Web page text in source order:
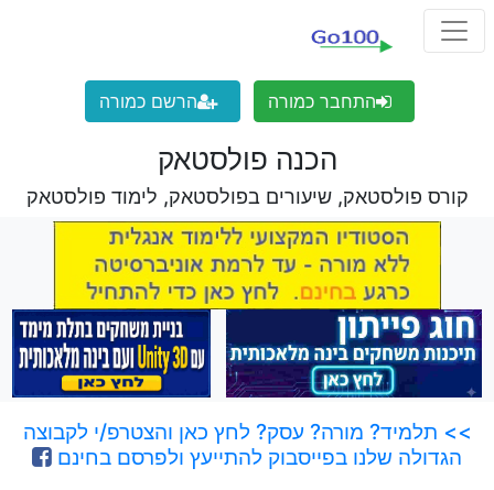
התחבר כמורה הרשם כמורה
הכנה פולסטאק
קורס פולסטאק, שיעורים בפולסטאק, לימוד פולסטאק
>> תלמיד? מורה? עסק? לחץ כאן והצטרפ/י לקבוצה
הגדולה שלנו בפייסבוק להתייעץ ולפרסם בחינם